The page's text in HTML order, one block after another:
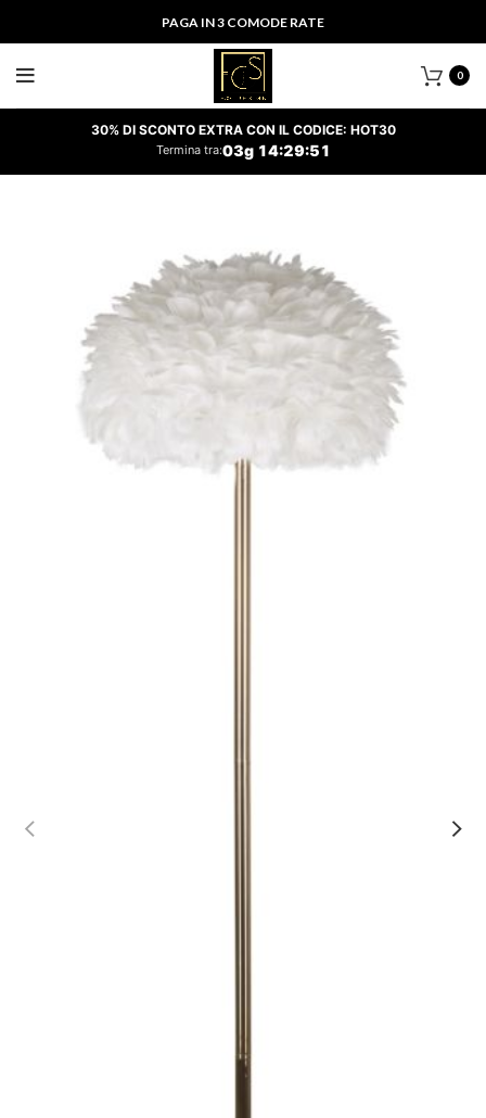
PAGA IN 3 COMODE RATE
0
30% DI SCONTO EXTRA CON IL CODICE: HOT30
Termina tra:03g 14:29:50